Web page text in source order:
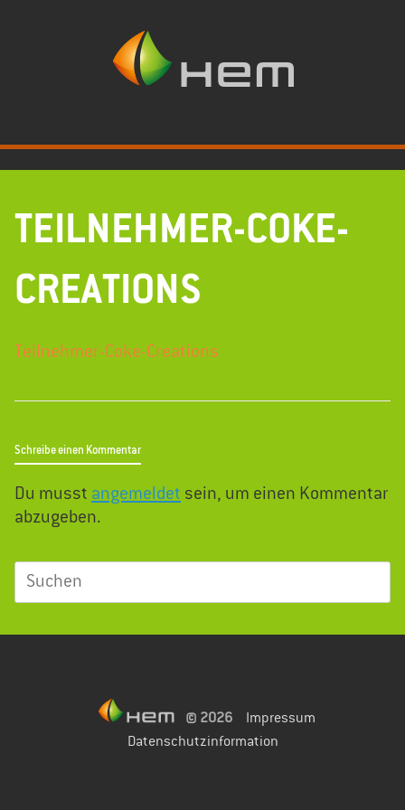
TEILNEHMER-COKE-
CREATIONS
Teilnehmer-Coke-Creations
Schreibe einen Kommentar
Du musst angemeldet sein, um einen Kommentar
abzugeben.
Suchen
© 2026 Impressum
Datenschutzinformation